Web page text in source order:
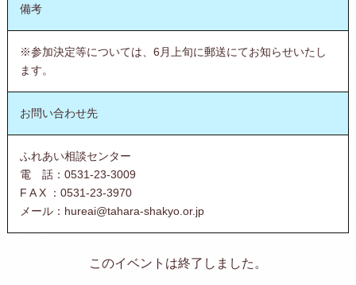
備考
※参加決定等については、6月上旬に郵送にてお知らせいたし
ます。
お問い合わせ先
ふれあい相談センター
電 話：0531-23-3009
F A X ：0531-23-3970
メール：hureai@tahara-shakyo.or.jp
このイベントは終了しました。